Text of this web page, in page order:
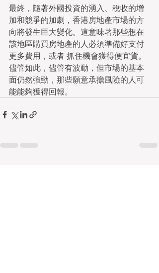
最終，隨著外國投資的湧入、稅收的增
加和競爭的加劇，香港房地產市場的方
向將發生巨大變化。這意味著那些想在
該地區購買房地產的人必須準備好支付
更多費用，或者 抓住機會獲得便宜貨。
儘管如此，儘管有波動，但市場的基本
面仍然強勁，那些願意承擔風險的人可
能能夠獲得回報。